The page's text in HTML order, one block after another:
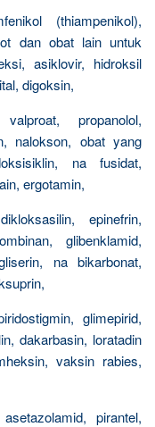
(thiampenikol),
dan obat lain untuk
asiklovir, hidroksil
digoksin,
propanolol,
nalokson, obat yang
na fusidat,
ergotamin,
epinefrin,
glibenklamid,
na bikarbonat,
glimepirid,
dakarbasin, loratadin
vaksin rabies,
pirantel,